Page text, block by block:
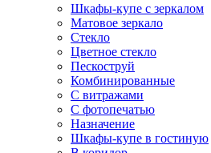
Шкафы-купе с зеркалом
Матовое зеркало
Стекло
Цветное стекло
Пескоструй
Комбинированные
С витражами
С фотопечатью
Назначение
Шкафы-купе в гостиную